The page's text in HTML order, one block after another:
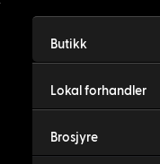
Butikk
Lokal forhandler
Brosjyre